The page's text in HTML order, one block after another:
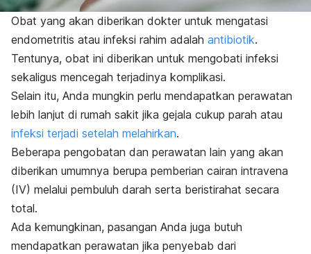
Obat yang akan diberikan dokter untuk mengatasi
endometritis atau infeksi rahim adalah antibiotik.
Tentunya, obat ini diberikan untuk mengobati infeksi
sekaligus mencegah terjadinya komplikasi.
Selain itu, Anda mungkin perlu mendapatkan perawatan
lebih lanjut di rumah sakit jika gejala cukup parah atau
infeksi terjadi setelah melahirkan.
Beberapa pengobatan dan perawatan lain yang akan
diberikan umumnya berupa pemberian cairan intravena
(IV) melalui pembuluh darah serta beristirahat secara
total.
Ada kemungkinan, pasangan Anda juga butuh
mendapatkan perawatan jika penyebab dari